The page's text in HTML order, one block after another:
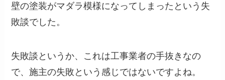
壁の塗装がマダラ模様になってしまったという失
敗談でした。
失敗談というか、これは工事業者の手抜きなの
で、施主の失敗という感じではないですよね。